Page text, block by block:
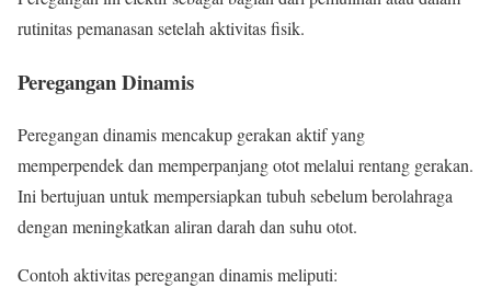
rutinitas pemanasan setelah aktivitas fisik.
Peregangan Dinamis
Peregangan dinamis mencakup gerakan aktif yang
memperpendek dan memperpanjang otot melalui rentang gerakan.
Ini bertujuan untuk mempersiapkan tubuh sebelum berolahraga
dengan meningkatkan aliran darah dan suhu otot.
Contoh aktivitas peregangan dinamis meliputi: